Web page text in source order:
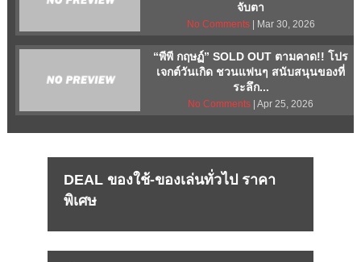
จับตา
No Comments| Mar 30, 2026
“พีพี กฤษฏ์” SOLD OUT ตามคาด!! โปร
เจกต์วันเกิด ชวนแฟนๆ สนับสนุนของที่
ระลึก...
No Comments | Apr 25, 2026
DEAL ของใช้-ของเล่นทั่วไป ราคา
พิเศษ